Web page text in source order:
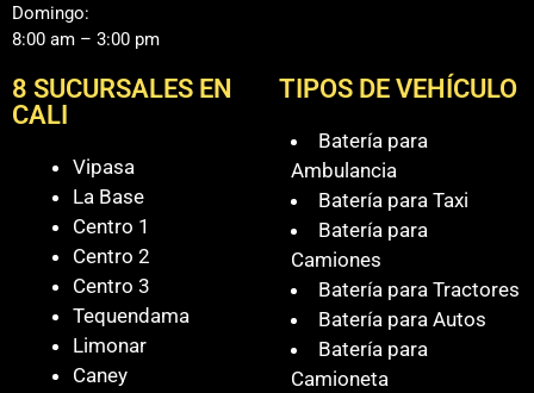
Domingo:
8:00 am – 3:00 pm
8 SUCURSALES EN
CALI
Vipasa
La Base
Centro 1
Centro 2
Centro 3
Tequendama
Limonar
Caney
TIPOS DE VEHÍCULO
Batería para
Ambulancia
Batería para Taxi
Batería para
Camiones
Batería para Tractores
Batería para Autos
Batería para
Camioneta